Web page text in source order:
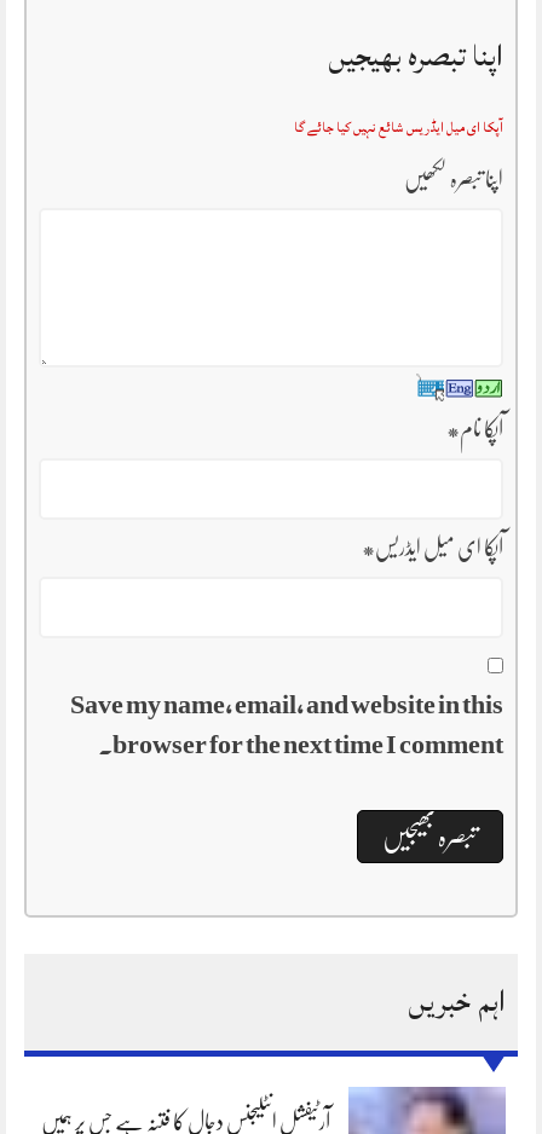
اپنا تبصرہ بھیجیں
آپکا ای میل ایڈریس شائع نہیں کیا جائے گا
اپنا تبصرہ لکھیں
آپکا نام*
آپکا ای میل ایڈریس*
Save my name, email, and website in this
browser for the next time I comment.
اہم خبریں
آرٹیفشل انٹلیجنس دجال کا فتنہ ہے جس پر ہمیں